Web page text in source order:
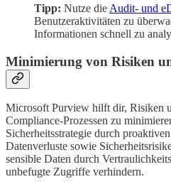
Tipp: Nutze die Audit- und
Benutzeraktivitäten zu
Informationen schnell zu
Minimierung von Risiken
Microsoft Purview hilft dir, Risiken
Compliance-Prozessen zu
Sicherheitsstrategie durch
Datenverluste sowie
sensible Daten durch
unbefugte Zugriffe verhindern.